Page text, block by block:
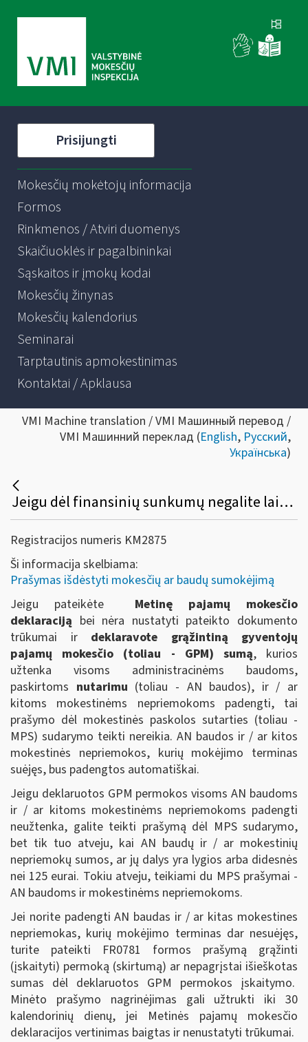
Prisijungti
Mokesčių mokėtojų informacija
Formos
Rinkmenos / Atviri duomenys
Skaičiuoklės ir pagalbininkai
Sąskaitos ir įmokų kodai
Mokesčių žinynas
Mokesčių kalendorius
Seminarai
Tarptautinis apmokestinimas
Kontaktai / Apklausa
VMI Machine translation / VMI Машинный перевод /
VMI Машинний переклад (English, Русский,
Українська)
Jeigu dėl finansinių sunkumų negalite laiku sumokėti nutarimu paskirtos baudos už administracinį nusižengimą ir (arba) kitų mokestinių nepriemokų, tačiau deklaruojate grąžintiną gyventojų pajamų mokesčio permoką pagal Metinę pajamų mokesčio deklaraciją, ar reikia kreiptis dėl mokestinės paskolos sutarties sudarymo?
Registracijos numeris KM2875
Ši informacija skelbiama:
Prašymas išdėstyti mokesčių ar baudų sumokėjimą
Jeigu pateikėte Metinę pajamų mokesčio
deklaraciją bei nėra nustatyti pateikto dokumento
trūkumai ir deklaravote grąžintiną gyventojų
pajamų mokesčio (toliau - GPM) sumą, kurios
užtenka visoms administracinėms baudoms,
paskirtoms nutarimu (toliau - AN baudos), ir / ar
kitoms mokestinėms nepriemokoms padengti, tai
prašymo dėl mokestinės paskolos sutarties (toliau -
MPS) sudarymo teikti nereikia. AN baudos ir / ar kitos
mokestinės nepriemokos, kurių mokėjimo terminas
suėjęs, bus padengtos automatiškai.
Jeigu deklaruotos GPM permokos visoms AN baudoms
ir / ar kitoms mokestinėms nepriemokoms padengti
neužtenka, galite teikti prašymą dėl MPS sudarymo,
bet tik tuo atveju, kai AN baudų ir / ar mokestinių
nepriemokų sumos, ar jų dalys yra lygios arba didesnės
nei 125 eurai. Tokiu atveju, teikiami du MPS prašymai -
AN baudoms ir mokestinėms nepriemokoms.
Jei norite padengti AN baudas ir / ar kitas mokestines
nepriemokas, kurių mokėjimo terminas dar nesuėjęs,
turite pateikti FR0781 formos prašymą grąžinti
(įskaityti) permoką (skirtumą) ar nepagrįstai išieškotas
sumas dėl deklaruotos GPM permokos įskaitymo.
Minėto prašymo nagrinėjimas gali užtrukti iki 30
kalendorinių dienų, jei Metinės pajamų mokesčio
deklaracijos vertinimas baigtas ir nenustatyti trūkumai.